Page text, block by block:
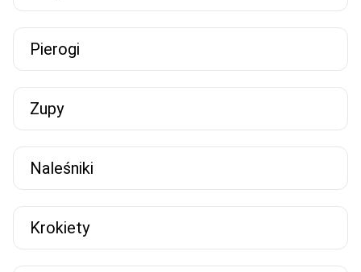
Pierogi
Zupy
Naleśniki
Krokiety